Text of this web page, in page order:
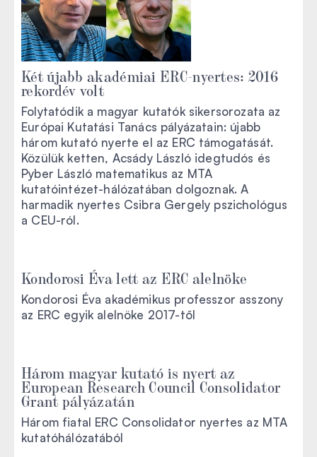
Két újabb akadémiai ERC-nyertes: 2016
rekordév volt
Folytatódik a magyar kutatók sikersorozata az
Európai Kutatási Tanács pályázatain: újabb
három kutató nyerte el az ERC támogatását.
Közülük ketten, Acsády László idegtudós és
Pyber László matematikus az MTA
kutatóintézet-hálózatában dolgoznak. A
harmadik nyertes Csibra Gergely pszichológus
a CEU-ról.
Kondorosi Éva lett az ERC alelnöke
Kondorosi Éva akadémikus professzor asszony
az ERC egyik alelnöke 2017-től
Három magyar kutató is nyert az
European Research Council Consolidator
Grant pályázatán
Három fiatal ERC Consolidator nyertes az MTA
kutatóhálózatából